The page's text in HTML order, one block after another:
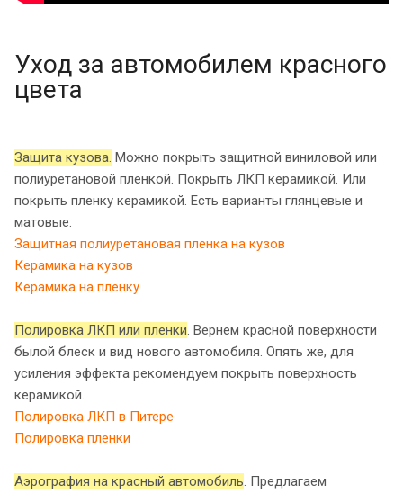
Уход за автомобилем красного
цвета
Защита кузова. Можно покрыть защитной виниловой или
полиуретановой пленкой. Покрыть ЛКП керамикой. Или
покрыть пленку керамикой. Есть варианты глянцевые и
матовые.
Защитная полиуретановая пленка на кузов
Керамика на кузов
Керамика на пленку
Полировка ЛКП или пленки. Вернем красной поверхности
былой блеск и вид нового автомобиля. Опять же, для
усиления эффекта рекомендуем покрыть поверхность
керамикой.
Полировка ЛКП в Питере
Полировка пленки
Аэрография на красный автомобиль. Предлагаем